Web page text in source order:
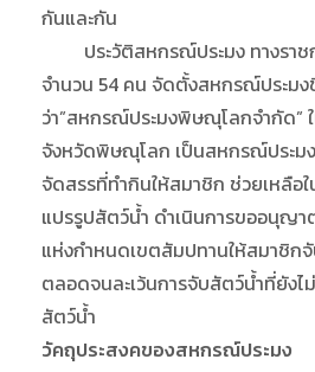
กันและกัน
ประวัติสหกรณ์ประมง ทางราชก
จำนวน 54 คน จัดตั้งสหกรณ์ประม
ว่า”สหกรณ์ประมงพิษณุโลกจำกัด”
จังหวัดพิษณุโลก เป็นสหกรณ์ประมง
จัดสรรที่ทำกินให้สมาชิก ช่วยเหลือ
แปรรูปสัตว์น้ำ ดำเนินการขออนุญา
แห่งกำหนดเขตสัมปทานให้สมาชิก
ตลอดจนละเว้นการจับสัตว์น้ำที่ยัง
สัตว์น้ำ
วัคถุประสงคของสหกรณ์ประมง